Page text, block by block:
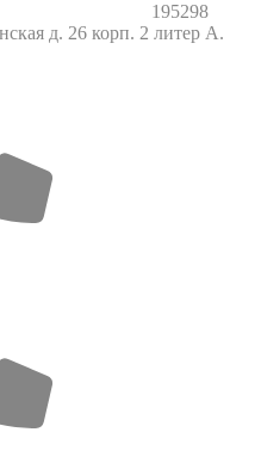
195298
д. 26 корп. 2 литер А.